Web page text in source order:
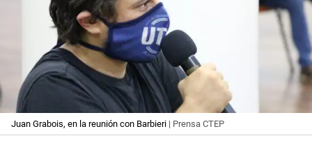
Juan Grabois, en la reunión con Barbieri | Prensa CTEP